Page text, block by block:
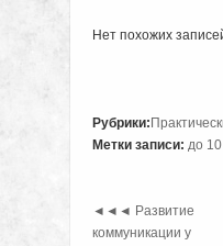
Нет похожих
Рубрики:
Метки записи: до
◄◄◄ Развитие
коммуникации у